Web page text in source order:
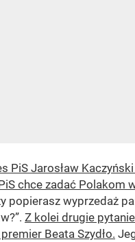
PiS Jarosław
chce zadać Polakom
popierasz wyprzedaż
Z kolei drugie
Beata Szydło.